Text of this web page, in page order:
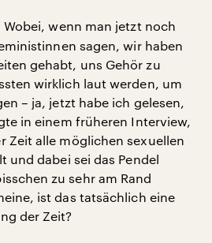
Wobei, wenn man jetzt noch
sagen, wir haben
gehabt, uns Gehör zu
wirklich laut werden, um
– ja, jetzt habe ich gelesen,
in einem früheren Interview,
Zeit alle möglichen sexuellen
und dabei sei das Pendel
zu sehr am Rand
ist das tatsächlich eine
der Zeit?